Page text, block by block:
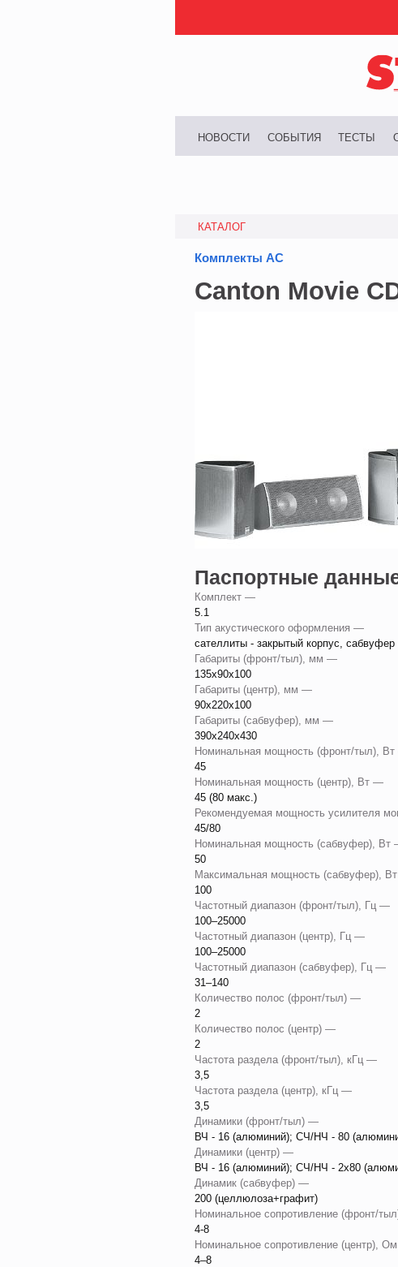
НОВОСТИ СОБЫТИЯ ТЕСТЫ
КАТАЛОГ
Комплекты АС
Canton Movie
Паспортные
Комплект —
5.1
Тип акустического оформления —
сателлиты - закрытый корпус, сабвуфер
Габариты (фронт/тыл), мм —
135x90x100
Габариты (центр), мм —
90x220x100
Габариты (сабвуфер), мм —
390x240x430
Номинальная мощность (фронт/тыл),
45
Номинальная мощность (центр), Вт —
45 (80 макс.)
Рекомендуемая мощность усилителя
45/80
Номинальная мощность (сабвуфер), Вт
50
Максимальная мощность (сабвуфер),
100
Частотный диапазон (фронт/тыл), Гц —
100–25000
Частотный диапазон (центр), Гц —
100–25000
Частотный диапазон (сабвуфер), Гц —
31–140
Количество полос (фронт/тыл) —
2
Количество полос (центр) —
2
Частота раздела (фронт/тыл), кГц —
3,5
Частота раздела (центр), кГц —
3,5
Динамики (фронт/тыл) —
ВЧ - 16 (алюминий); СЧ/НЧ - 80
Динамики (центр) —
ВЧ - 16 (алюминий); СЧ/НЧ - 2x80
Динамик (сабвуфер) —
200 (целлюлоза+графит)
Номинальное сопротивление (фронт/
4-8
Номинальное сопротивление (центр),
4–8